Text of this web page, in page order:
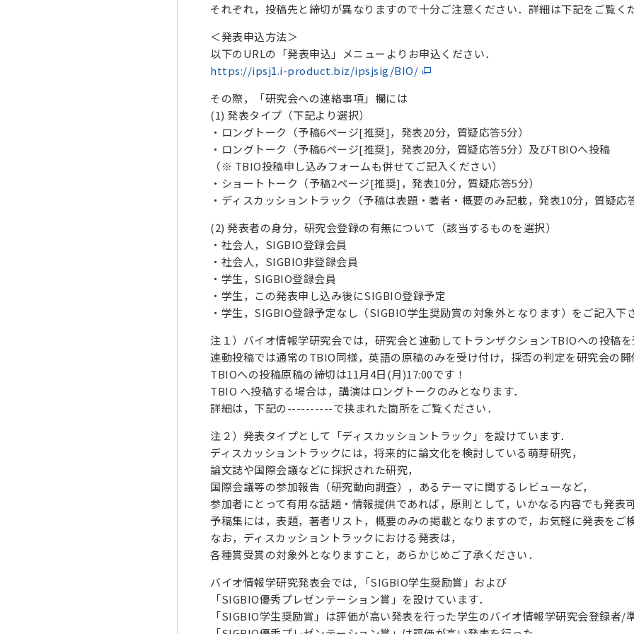
それぞれ，投稿先と締切が異なりますので十分ご注意ください．詳細は下記をご覧く
＜発表申込方法＞
以下のURLの「発表申込」メニューよりお申込ください．
https://ipsj1.i-product.biz/ipsjsig/BIO/
その際，「研究会への連絡事項」欄には
(1) 発表タイプ（下記より選択）
・ロングトーク（予稿6ページ[推奨]，発表20分，質疑応答5分）
・ロングトーク（予稿6ページ[推奨]，発表20分，質疑応答5分）及びTBIOへ投稿
（※ TBIO投稿申し込みフォームも併せてご記入ください）
・ショートトーク（予稿2ページ[推奨]，発表10分，質疑応答5分）
・ディスカッショントラック（予稿は表題・著者・概要のみ記載，発表10分，質疑応
(2) 発表者の身分，研究会登録の有無について（該当するものを選択）
・社会人，SIGBIO登録会員
・社会人，SIGBIO非登録会員
・学生，SIGBIO登録会員
・学生，この発表申し込み後にSIGBIO登録予定
・学生，SIGBIO登録予定なし（SIGBIO学生奨励賞の対象外となります）をご記入下さ
注１）バイオ情報学研究会では，研究会と連動してトランザクションTBIOへの投稿を
連動投稿では通常のTBIO同様，英語の原稿のみを受け付け，採否の判定を研究会の開
TBIOへの投稿原稿の締切は11月4日(月)17:00です！
TBIO へ投稿する場合は，講演はロングトークのみとなります．
詳細は，下記の----------で挟まれた箇所をご覧ください．
注２）発表タイプとして「ディスカッショントラック」を設けています．
ディスカッショントラックには，将来的に論文化を検討している萌芽研究，
論文誌や国際会議などに採択された研究，
国際会議等の参加報告（研究動向調査），あるテーマに関するレビューなど，
参加者にとって有用な話題・情報提供であれば，原則として，いかなる内容でも発表可
予稿集には，表題，著者リスト，概要のみの掲載となりますので，お気軽に発表をご
なお，ディスカッショントラックにおける発表は，
各種賞受賞の対象外となりますこと，あらかじめご了承ください．
バイオ情報学研究発表会では, 「SIGBIO学生奨励賞」および
「SIGBIO優秀プレゼンテーション賞」を設けています．
「SIGBIO学生奨励賞」は評価が高い発表を行った学生のバイオ情報学研究会登録者/